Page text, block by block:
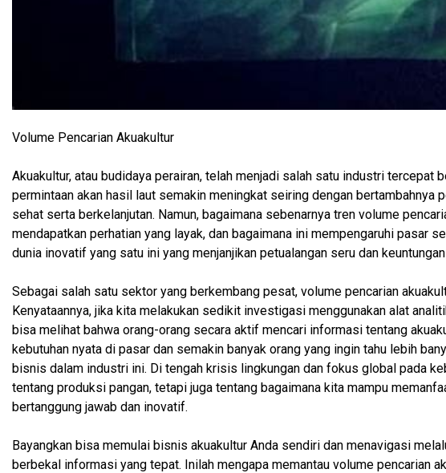
Volume Pencarian Akuakultur
Akuakultur, atau budidaya perairan, telah menjadi salah satu industri tercepat
permintaan akan hasil laut semakin meningkat seiring dengan bertambahnya
sehat serta berkelanjutan. Namun, bagaimana sebenarnya tren volume
mendapatkan perhatian yang layak, dan bagaimana ini mempengaruhi pasar
dunia inovatif yang satu ini yang menjanjikan petualangan seru dan
Sebagai salah satu sektor yang berkembang pesat, volume pencarian
Kenyataannya, jika kita melakukan sedikit investigasi menggunakan alat
bisa melihat bahwa orang-orang secara aktif mencari informasi tentang
kebutuhan nyata di pasar dan semakin banyak orang yang ingin tahu lebih
bisnis dalam industri ini. Di tengah krisis lingkungan dan fokus global pada
tentang produksi pangan, tetapi juga tentang bagaimana kita mampu
bertanggung jawab dan inovatif.
Bayangkan bisa memulai bisnis akuakultur Anda sendiri dan menavigasi
berbekal informasi yang tepat. Inilah mengapa memantau volume pencarian